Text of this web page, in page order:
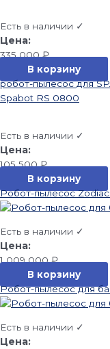
Есть в наличии ✓
335 000₽
В корзину
робот-пылесос для
Spabot RS 0800
Есть в наличии ✓
105 500₽
В корзину
Робот-пылесос
Есть в наличии ✓
1 009 000₽
В корзину
Робот-пылесос для
Есть в наличии ✓